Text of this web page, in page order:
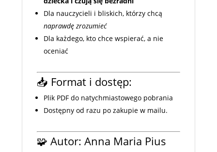
Dla nauczycieli i bliskich, którzy chcą
naprawdę zrozumieć
Dla każdego, kto chce wspierać, a nie
oceniać
📥 Format i dostęp:
Plik PDF do natychmiastowego pobrania
Dostępny od razu po zakupie w mailu.
🧩 Autor: Anna Maria Pius